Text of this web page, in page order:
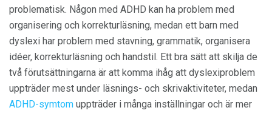
problematisk. Någon med ADHD kan ha problem med
organisering och korrekturläsning, medan ett barn med
dyslexi har problem med stavning, grammatik, organisera
idéer, korrekturläsning och handstil. Ett bra sätt att skilja de
två förutsättningarna är att komma ihåg att dyslexiproblem
uppträder mest under läsnings- och skrivaktiviteter, medan
ADHD-symtom uppträder i många inställningar och är mer